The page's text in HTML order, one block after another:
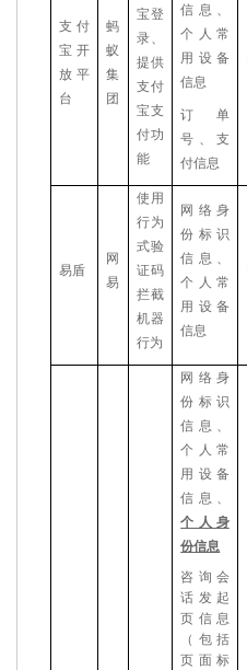
支付
宝开
放平
台
蚂
蚁
集
团
宝登
录、
提供
支付
宝支
付功
能
信息、
个人常
用设备
信息
订单
号、支
付信息
易盾
网
易
使用
行为
式验
证码
拦截
机器
行为
网络身
份标识
信息、
个人常
用设备
信息
网络身
份标识
信息、
个人常
用设备
信息、
个人身
份信息
咨询会
话发起
页信息
（包括
页面标